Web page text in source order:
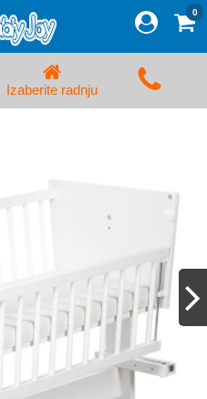
Prijava/Registracija
0
Izaberite radnju